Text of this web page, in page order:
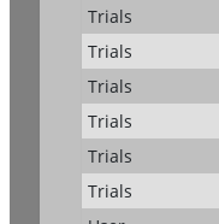
Trials
Trials
Trials
Trials
Trials
Trials